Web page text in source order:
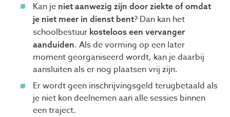
Kan je niet aanwezig zijn door ziekte of omdat
je niet meer in dienst bent? Dan kan het
schoolbestuur kosteloos een vervanger
aanduiden. Als de vorming op een later
moment georganiseerd wordt, kan je daarbij
aansluiten als er nog plaatsen vrij zijn.
Er wordt geen inschrijvingsgeld terugbetaald als
je niet kon deelnemen aan alle sessies binnen
een traject.